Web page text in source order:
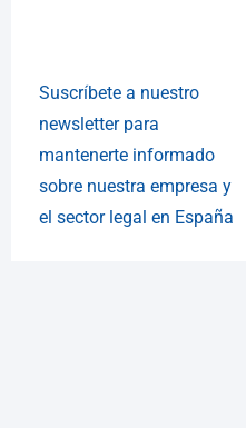
Suscríbete a nuestro
newsletter para
mantenerte informado
sobre nuestra empresa y
el sector legal en España